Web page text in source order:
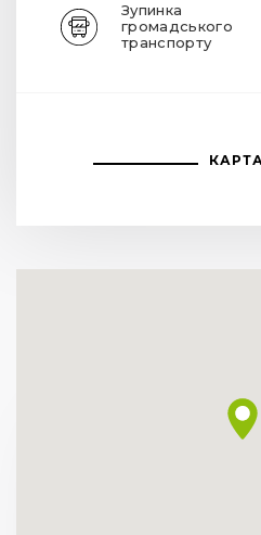
Зупинка
громадського
транспорту